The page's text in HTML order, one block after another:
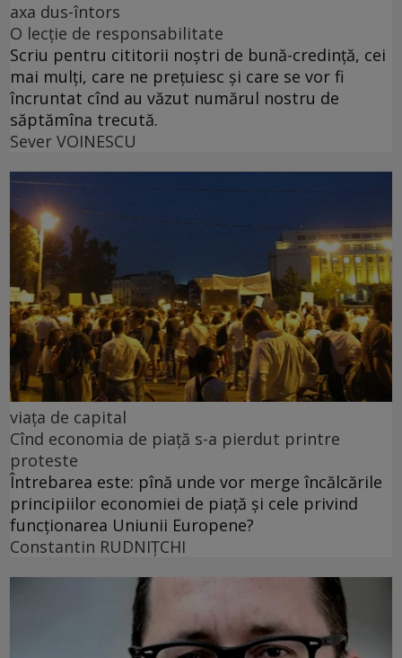
axa dus-întors
O lecție de responsabilitate
Scriu pentru cititorii noștri de bună-credință, cei
mai mulți, care ne prețuiesc și care se vor fi
încruntat cînd au văzut numărul nostru de
săptămîna trecută.
Sever VOINESCU
viața de capital
Cînd economia de piață s-a pierdut printre
proteste
Întrebarea este: pînă unde vor merge încălcările
principiilor economiei de piață și cele privind
funcționarea Uniunii Europene?
Constantin RUDNIŢCHI